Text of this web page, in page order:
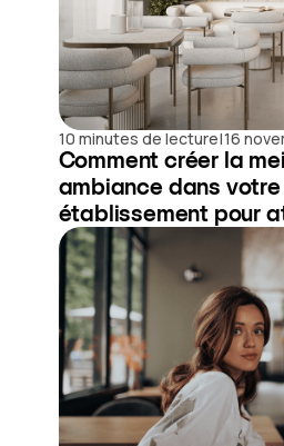
10 minutes de lecture|16
Comment créer la
ambiance dans votre
établissement pour